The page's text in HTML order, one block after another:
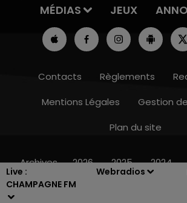
Live :
CHAMPAGNE FM
Webradios
7h00 - 12h00
MÉDIAS
JEUX
Contacts Règlements
Mentions Légales
Gestion
Plan du site
Archives 2026 2025 2024